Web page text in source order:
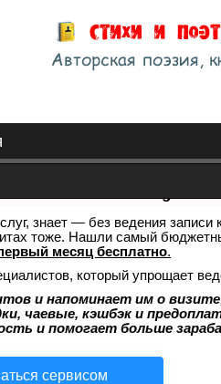
знает — без ведения
тоже. Нашли самый
месяц бесплатно.
который упрощает
и напоминает им о
чаевые, кэшбэк и
и помогает больше
сервисом